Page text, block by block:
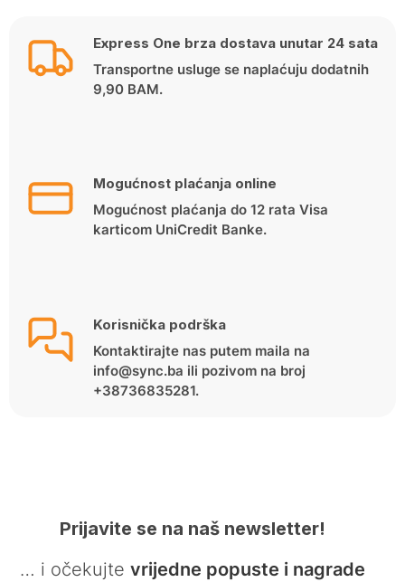
Express One brza dostava unutar 24 sata
Transportne usluge se naplaćuju dodatnih
9,90 BAM.
Mogućnost plaćanja online
Mogućnost plaćanja do 12 rata Visa
karticom UniCredit Banke.
Korisnička podrška
Kontaktirajte nas putem maila na
info@sync.ba ili pozivom na broj
+38736835281.
Prijavite se na naš newsletter!
… i očekujte vrijedne popuste i nagrade